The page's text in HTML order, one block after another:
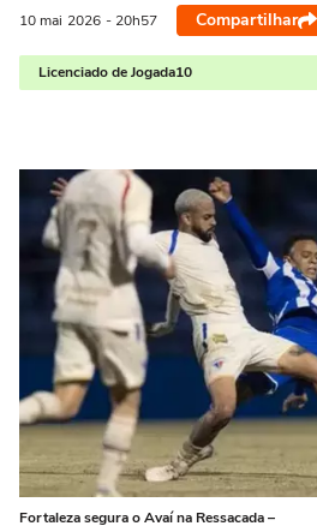
10 mai 2026 - 20h57 Compartilhar
Licenciado de Jogada10
Fortaleza segura o Avaí na Ressacada –